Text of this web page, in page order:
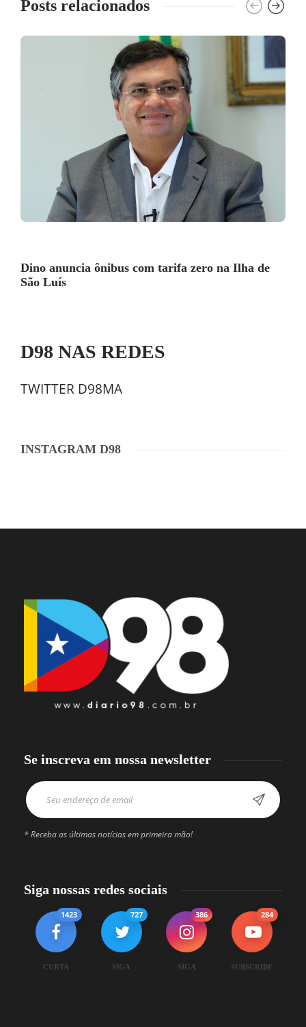
Posts relacionados
Dino anuncia ônibus com tarifa zero na Ilha de
São Luís
D98 NAS REDES
TWITTER D98MA
INSTAGRAM D98
Se inscreva em nossa newsletter
* Receba as últimas notícias em primeira mão!
Siga nossas redes sociais
1423
CURTA
727
SIGA
386
SIGA
284
SUBSCRIBE